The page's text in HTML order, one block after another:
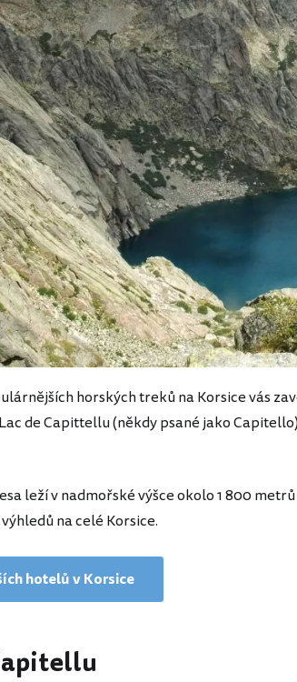
horských treků na Korsice vás
de Capittellu (někdy psané jako
leží v nadmořské výšce okolo 1 800
na celé Korsice.
hotelů v Korsice